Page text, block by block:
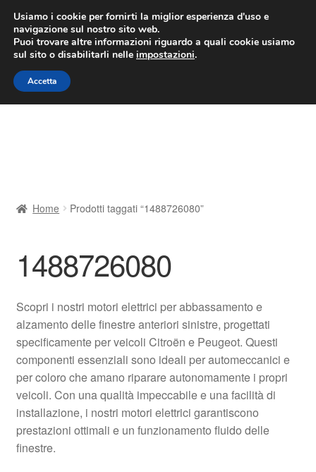
CONSEGNA da 7 EUR
Lun-Ven 9:00 - 16:00/800 580 290
Vai
alla
navigazione
Vai
al
contenuto
Contatto
Il mio account
Pagamenti
Politica sulla riservatezza
Procedura di Reclamo
Registratore di cassa
Home Prodotti taggati “1488726080”
1488726080
Scopri i nostri motori elettrici per abbassamento e
alzamento delle finestre anteriori sinistre, progettati
specificamente per veicoli Citroën e Peugeot. Questi
componenti essenziali sono ideali per automeccanici e
per coloro che amano riparare autonomamente i propri
veicoli. Con una qualità impeccabile e una facilità di
installazione, i nostri motori elettrici garantiscono
prestazioni ottimali e un funzionamento fluido delle
finestre.
Usiamo i cookie per fornirti la miglior esperienza d'uso e
navigazione sul nostro sito web.
Puoi trovare altre informazioni riguardo a quali cookie usiamo
sul sito o disabilitarli nelle impostazioni.
Accetta